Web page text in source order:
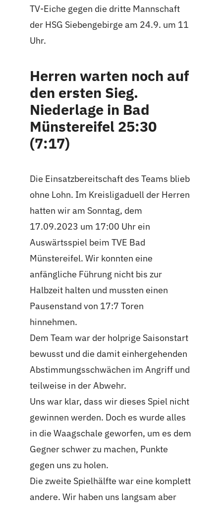
TV-Eiche gegen die dritte Mannschaft
der HSG Siebengebirge am 24.9. um 11
Uhr.
Herren warten noch auf
den ersten Sieg.
Niederlage in Bad
Münstereifel 25:30
(7:17)
Die Einsatzbereitschaft des Teams blieb
ohne Lohn. Im Kreisligaduell der Herren
hatten wir am Sonntag, dem
17.09.2023 um 17:00 Uhr ein
Auswärtsspiel beim TVE Bad
Münstereifel. Wir konnten eine
anfängliche Führung nicht bis zur
Halbzeit halten und mussten einen
Pausenstand von 17:7 Toren
hinnehmen.
Dem Team war der holprige Saisonstart
bewusst und die damit einhergehenden
Abstimmungsschwächen im Angriff und
teilweise in der Abwehr.
Uns war klar, dass wir dieses Spiel nicht
gewinnen werden. Doch es wurde alles
in die Waagschale geworfen, um es dem
Gegner schwer zu machen, Punkte
gegen uns zu holen.
Die zweite Spielhälfte war eine komplett
andere. Wir haben uns langsam aber